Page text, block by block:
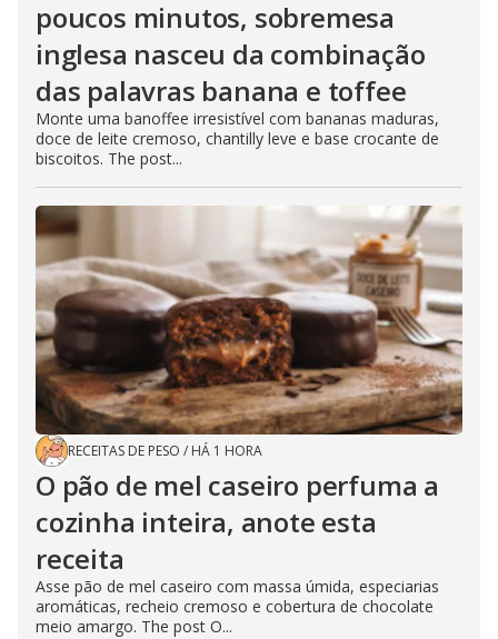
poucos minutos, sobremesa
inglesa nasceu da combinação
das palavras banana e toffee
Monte uma banoffee irresistível com bananas maduras,
doce de leite cremoso, chantilly leve e base crocante de
biscoitos. The post...
RECEITAS DE PESO / HÁ 1 HORA
O pão de mel caseiro perfuma a
cozinha inteira, anote esta
receita
Asse pão de mel caseiro com massa úmida, especiarias
aromáticas, recheio cremoso e cobertura de chocolate
meio amargo. The post O...